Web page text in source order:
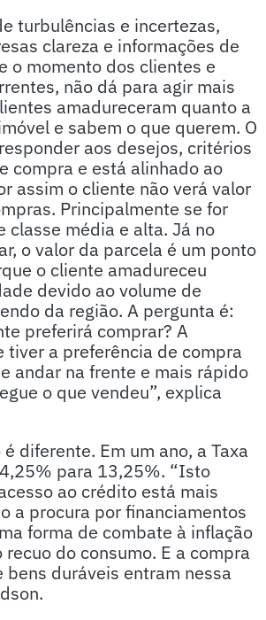
turbulências e incertezas,
clareza e informações de
o momento dos clientes e
não dá para agir mais
amadureceram quanto a
e sabem o que querem. O
aos desejos, critérios
compra e está alinhado ao
assim o cliente não verá valor
Principalmente se for
classe média e alta. Já no
o valor da parcela é um ponto
o cliente amadureceu
devido ao volume de
da região. A pergunta é:
preferirá comprar? A
tiver a preferência de compra
andar na frente e mais rápido
o que vendeu”, explica
diferente. Em um ano, a Taxa
para 13,25%. “Isto
ao crédito está mais
a procura por financiamentos
forma de combate à inflação
do consumo. E a compra
bens duráveis entram nessa